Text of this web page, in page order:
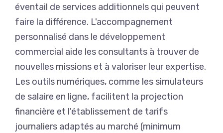
éventail de services additionnels qui peuvent
faire la différence. L'accompagnement
personnalisé dans le développement
commercial aide les consultants à trouver de
nouvelles missions et à valoriser leur expertise.
Les outils numériques, comme les simulateurs
de salaire en ligne, facilitent la projection
financière et l'établissement de tarifs
journaliers adaptés au marché (minimum